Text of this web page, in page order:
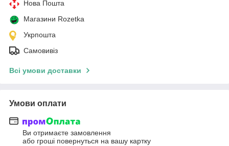
Нова Пошта
Магазини Rozetka
Укрпошта
Самовивіз
Всі умови доставки
Умови оплати
Ви отримаєте замовлення
або гроші повернуться на вашу картку